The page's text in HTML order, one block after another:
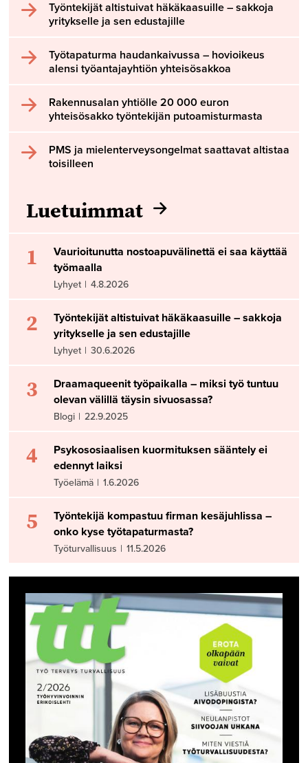
Työntekijät altistuivat häkäkaasuille – sakkoja
yritykselle ja sen edustajille
Työtapaturma haudankaivussa – hovioikeus
alensi työantajayhtiön yhteisösakkoa
Rakennusalan yhtiölle 20 000 euron
yhteisösakko työntekijän putoamisturmasta
PMS ja mielenterveysongelmat saattavat altistaa
toisilleen
Luetuimmat
1
Vaurioitunutta nostoapuvälinettä ei saa käyttää
työmaalla
Lyhyet | 4.8.2026
2
Työntekijät altistuivat häkäkaasuille – sakkoja
yritykselle ja sen edustajille
Lyhyet | 30.6.2026
3
Draamaqueenit työpaikalla – miksi työ tuntuu
olevan välillä täysin sivuosassa?
Blogi | 22.9.2025
4
Psykososiaalisen kuormituksen sääntely ei
edennyt laiksi
Työelämä | 1.6.2026
5
Työntekijä kompastuu firman kesäjuhlissa –
onko kyse työtapaturmasta?
Työturvallisuus | 11.5.2026